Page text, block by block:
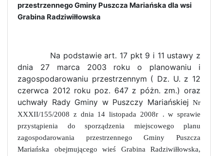
przestrzennego Gminy Puszcza Mariańska dla wsi
Grabina Radziwiłłowska
Na podstawie art. 17 pkt 9 i 11 ustawy z
dnia 27 marca 2003 roku o planowaniu i
zagospodarowaniu przestrzennym ( Dz. U. z 12
czerwca 2012 roku poz. 647 z póżn. zm.) oraz
uchwały Rady Gminy w Puszczy Mariańskiej Nr
XXXII/155/2008 z dnia 14 listopada 2008r
. w sprawie
przystąpienia do sporządzenia miejscowego planu
zagospodarowania przestrzennego Gminy Puszcza
Mariańska obejmującego wieś Grabina Radziwiłłowska,